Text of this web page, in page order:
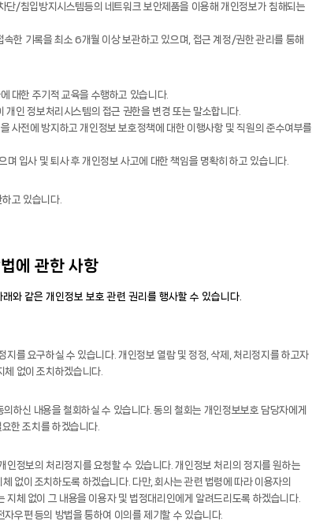
단/침입방지시스템등의 네트워크 보안제품을 이용해 개인정보가 침해되는
한 기록을 최소 6개월 이상 보관하고 있으며, 접근 계정/권한 관리를 통해
대한 주기적 교육을 수행하고 있습니다.
인 정보처리시스템의 접근 권한을 변경 또는 말소합니다.
사전에 방지하고 개인정보 보호정책에 대한 이행사항 및 직원의 준수여부를
입사 및 퇴사 후 개인정보 사고에 대한 책임을 명확히 하고 있습니다.
고 있습니다.
에 관한 사항
와 같은 개인정보 보호 관련 권리를 행사할 수 있습니다.
를 요구하실 수 있습니다. 개인정보 열람 및 정정, 삭제, 처리정지를 하고자
없이 조치하겠습니다.
하신 내용을 철회하실 수 있습니다. 동의 철회는 개인정보보호 담당자에게
한 조치를 하겠습니다.
정보의 처리정지를 요청할 수 있습니다. 개인정보 처리의 정지를 원하는
없이 조치하도록 하겠습니다. 다만, 회사는 관련 법령에 따라 이용자의
체 없이 그 내용을 이용자 및 법정대리인에게 알려드리도록 하겠습니다.
우편 등의 방법을 통하여 이의를 제기할 수 있습니다.